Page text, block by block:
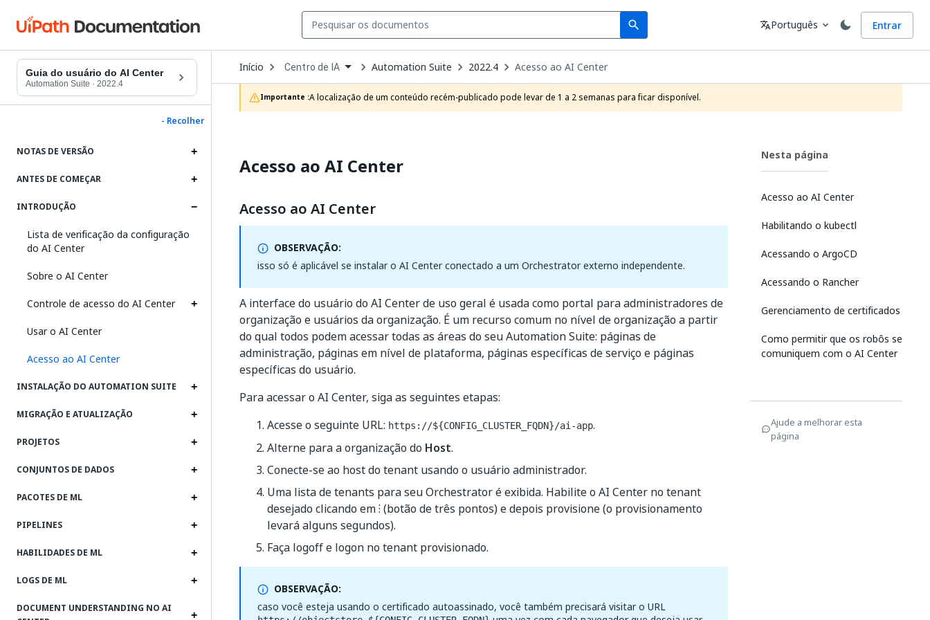
search
Search Idioma
translatePortuguês expand_more Entrar
Guia do usuário do AI Center
Automation Suite · 2022.4
- Recolher
NOTAS DE VERSÃO
ANTES DE COMEÇAR
INTRODUÇÃO
Lista de verificação da configuração
do AI Center
Sobre o AI Center
Controle de acesso do AI Center
Usar o AI Center
Acesso ao AI Center
INSTALAÇÃO DO AUTOMATION SUITE
MIGRAÇÃO E ATUALIZAÇÃO
PROJETOS
CONJUNTOS DE DADOS
PACOTES DE ML
PIPELINES
HABILIDADES DE ML
LOGS DE ML
DOCUMENT UNDERSTANDING NO AI
Início Open
Dropdown
to
choose
product
Centro de IA Automation Suite 2022.4 Acesso ao AI Center
Importante :A localização de um conteúdo recém-publicado pode levar de 1 a 2 semanas para ficar disponível.
Acesso ao AI Center
Acesso ao AI Center
OBSERVAÇÃO:
isso só é aplicável se instalar o AI Center conectado a um Orchestrator externo independente.
A interface do usuário do AI Center de uso geral é usada como portal para administradores de
organização e usuários da organização. É um recurso comum no nível de organização a partir
do qual todos podem acessar todas as áreas do seu Automation Suite: páginas de
administração, páginas em nível de plataforma, páginas específicas de serviço e páginas
específicas do usuário.
Para acessar o AI Center, siga as seguintes etapas:
Acesse o seguinte URL: https://${CONFIG_CLUSTER_FQDN}/ai-app.
Alterne para a organização do Host.
Conecte-se ao host do tenant usando o usuário administrador.
Uma lista de tenants para seu Orchestrator é exibida. Habilite o AI Center no tenant
desejado clicando em ⁝ (botão de três pontos) e depois provisione (o provisionamento
levará alguns segundos).
Faça logoff e logon no tenant provisionado.
OBSERVAÇÃO:
caso você esteja usando o certificado autoassinado, você também precisará visitar o URL
Nesta página
Acesso ao AI Center
Habilitando o kubectl
Acessando o ArgoCD
Acessando o Rancher
Gerenciamento de certificados
Como permitir que os robôs se
comuniquem com o AI Center
Ajude a melhorar esta
página